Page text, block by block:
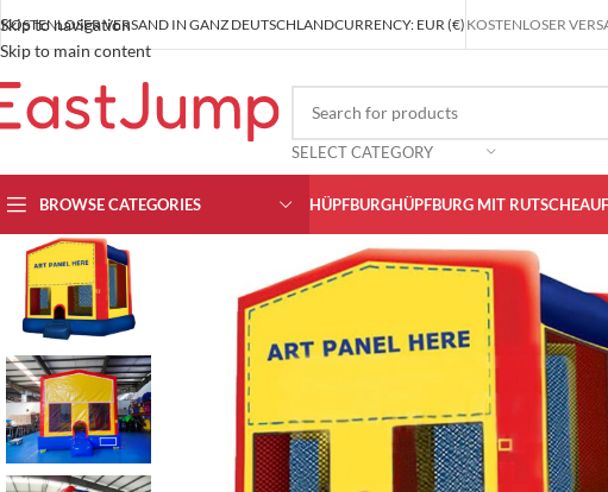
Skip to navigation
Skip to main content
KOSTENLOSER VERSAND IN GANZ DEUTSCHLANDCURRENCY: EUR (€) KOSTENLOSER
SELECT CATEGORY
BROWSE CATEGORIES HÜPFBURGHÜPFBURG MIT RUTSCHE